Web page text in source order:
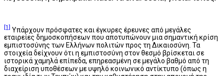
[1] Υπάρχουν πρόσφατες και έγκυρες έρευνες από μεγάλες
εταιρείες δημοσκοπήσεων που αποτυπώνουν μια σημαντική κρίση
εμπιστοσύνης των Ελλήνων πολιτών προς τη Δικαιοσύνη. Τα
στοιχεία δείχνουν ότι η εμπιστοσύνη στον θεσμό βρίσκεται σε
ιστορικά χαμηλά επίπεδα, επηρεασμένη σε μεγάλο βαθμό από τη
διαχείριση υποθέσεων με υψηλό κοινωνικό αντίκτυπο (όπως η